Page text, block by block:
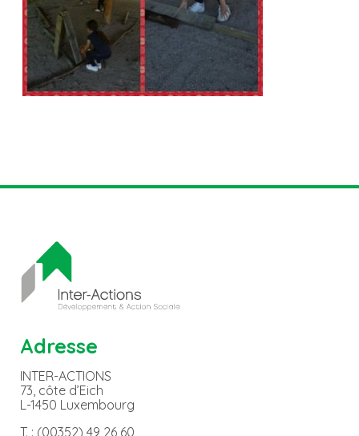
Adresse
INTER-ACTIONS
73, côte d’Eich
L-1450 Luxembourg
T. : (00352) 49 26 60